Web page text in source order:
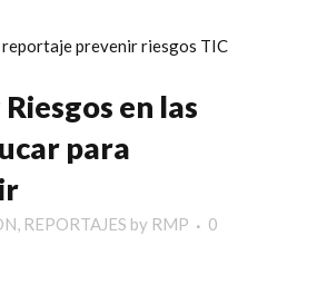
Riesgos en las
para
, REPORTAJES by RMP
0